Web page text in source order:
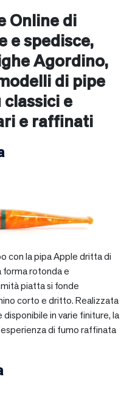
Online di
e spedisce,
Agordino,
di pipe
e
e raffinati
con la pipa Apple dritta di
forma rotonda e
piatta si fonde
corto e dritto. Realizzata
in varie finiture, la
di fumo raffinata